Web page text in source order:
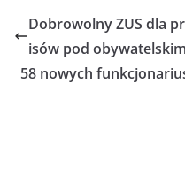
Dobrowolny ZUS dla
isów pod
58 nowych